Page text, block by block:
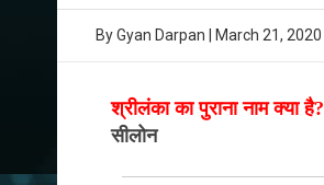
ByGyan Darpan March 21, 2020
श्रीलंका का पुराना नाम क्या है?
सीलोन